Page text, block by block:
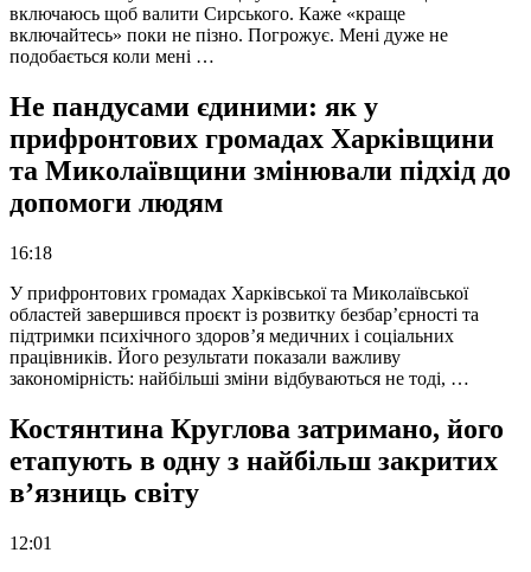
включаюсь щоб валити Сирського. Каже «краще
включайтесь» поки не пізно. Погрожує. Мені дуже не
подобається коли мені …
Не пандусами єдиними: як у
прифронтових громадах Харківщини
та Миколаївщини змінювали підхід до
допомоги людям
16:18
У прифронтових громадах Харківської та Миколаївської
областей завершився проєкт із розвитку безбар’єрності та
підтримки психічного здоров’я медичних і соціальних
працівників. Його результати показали важливу
закономірність: найбільші зміни відбуваються не тоді, …
Костянтина Круглова затримано, його
етапують в одну з найбільш закритих
в’язниць світу
12:01